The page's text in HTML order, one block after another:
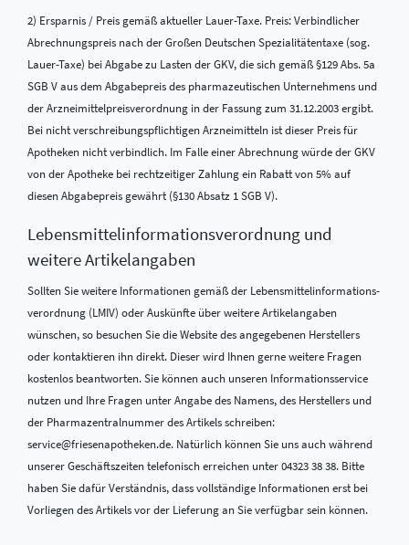
2) Ersparnis / Preis gemäß aktueller Lauer-Taxe. Preis: Verbindlicher
Abrechnungspreis nach der Großen Deutschen Spezialitätentaxe (sog.
Lauer-Taxe) bei Abgabe zu Lasten der GKV, die sich gemäß §129 Abs. 5a
SGB V aus dem Abgabepreis des pharmazeutischen Unternehmens und
der Arzneimittelpreisverordnung in der Fassung zum 31.12.2003 ergibt.
Bei nicht verschreibungspflichtigen Arzneimitteln ist dieser Preis für
Apotheken nicht verbindlich. Im Falle einer Abrechnung würde der GKV
von der Apotheke bei rechtzeitiger Zahlung ein Rabatt von 5% auf
diesen Abgabepreis gewährt (§130 Absatz 1 SGB V).
Lebensmittel­informations­verordnung und
weitere Artikelangaben
Sollten Sie weitere Informationen gemäß der Lebensmittel­informations­
verordnung (LMIV) oder Auskünfte über weitere Artikelangaben
wünschen, so besuchen Sie die Website des angegebenen Herstellers
oder kontaktieren ihn direkt. Dieser wird Ihnen gerne weitere Fragen
kostenlos beantworten. Sie können auch unseren Informationsservice
nutzen und Ihre Fragen unter Angabe des Namens, des Herstellers und
der Pharmazentralnummer des Artikels schreiben:
service@friesenapotheken.de. Natürlich können Sie uns auch während
unserer Geschäftszeiten telefonisch erreichen unter 04323 38 38. Bitte
haben Sie dafür Verständnis, dass vollständige Informationen erst bei
Vorliegen des Artikels vor der Lieferung an Sie verfügbar sein können.